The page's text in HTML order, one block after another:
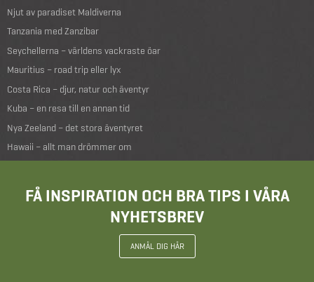
Njut av paradiset Maldiverna
Tanzania med Zanzibar
Seychellerna – världens vackraste öar
Mauritius – road trip eller lyx
Costa Rica – djur, natur och äventyr
Kuba – en resa till en annan tid
Nya Zeeland – det stora äventyret
Hawaii – allt man drömmer om
FÅ INSPIRATION OCH BRA TIPS I VÅRA
NYHETSBREV
ANMÄL DIG HÄR